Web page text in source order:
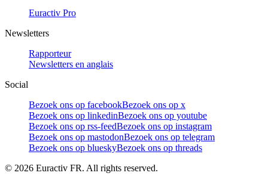
Euractiv Pro
Newsletters
Rapporteur
Newsletters en anglais
Social
Bezoek ons op facebookBezoek ons op x
Bezoek ons op linkedinBezoek ons op youtube
Bezoek ons op rss-feedBezoek ons op instagram
Bezoek ons op mastodonBezoek ons op telegram
Bezoek ons op blueskyBezoek ons op threads
© 2026 Euractiv FR. All rights reserved.